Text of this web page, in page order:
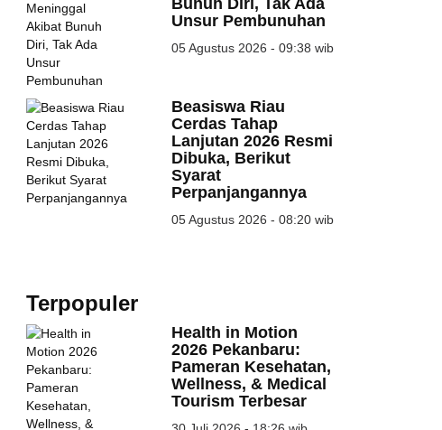
Bunuh Diri, Tak Ada
Unsur Pembunuhan
05 Agustus 2026 - 09:38 wib
Beasiswa Riau
Cerdas Tahap
Lanjutan 2026 Resmi
Dibuka, Berikut
Syarat
Perpanjangannya
05 Agustus 2026 - 08:20 wib
Terpopuler
Health in Motion
2026 Pekanbaru:
Pameran Kesehatan,
Wellness, & Medical
Tourism Terbesar